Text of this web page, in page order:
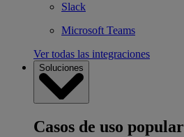
Slack
Microsoft Teams
Ver todas las integraciones
Soluciones
Casos de uso